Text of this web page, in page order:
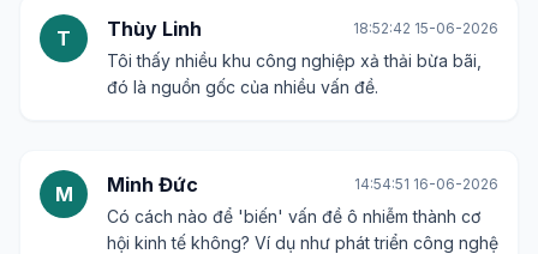
T Thùy Linh 18:52:42 15-06-2026
Tôi thấy nhiều khu công nghiệp xả thải bừa bãi,
đó là nguồn gốc của nhiều vấn đề.
M Minh Đức 14:54:51 16-06-2026
Có cách nào để 'biến' vấn đề ô nhiễm thành cơ
hội kinh tế không? Ví dụ như phát triển công nghệ